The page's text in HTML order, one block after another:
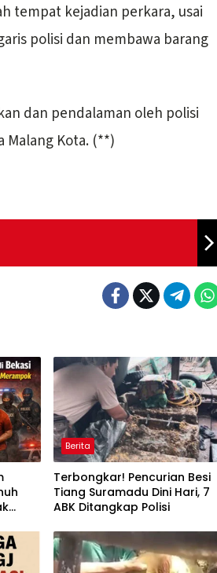
tempat kejadian perkara, usai
polisi dan membawa barang
dan pendalaman oleh polisi
Kota. (**)
Berita
Terbongkar! Pencurian Besi
Tiang Suramadu Dini Hari, 7
ABK Ditangkap Polisi